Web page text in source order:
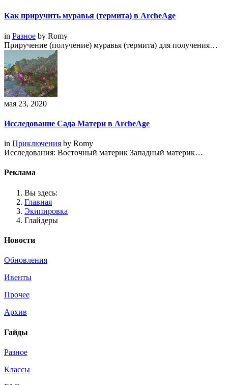
Как приручить муравья (термита) в ArcheAge
in Разное by Romy
Приручение (получение) муравья (термита) для получения…
мая 23, 2020
Исследование Сада Матери в ArcheAge
in Приключения by Romy
Исследования: Восточный материк Западный материк…
Реклама
Вы здесь:
Главная
Экипировка
Глайдеры
Новости
Обновления
Ивенты
Прочее
Архив
Гайды
Разное
Классы